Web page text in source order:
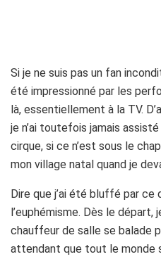
Si je ne suis pas un fan
été impressionné par les
là, essentiellement à la TV.
je n’ai toutefois jamais
cirque, si ce n’est sous le
mon village natal quand je
Dire que j’ai été bluffé par ce
l’euphémisme. Dès le départ,
chauffeur de salle se balade
attendant que tout le monde